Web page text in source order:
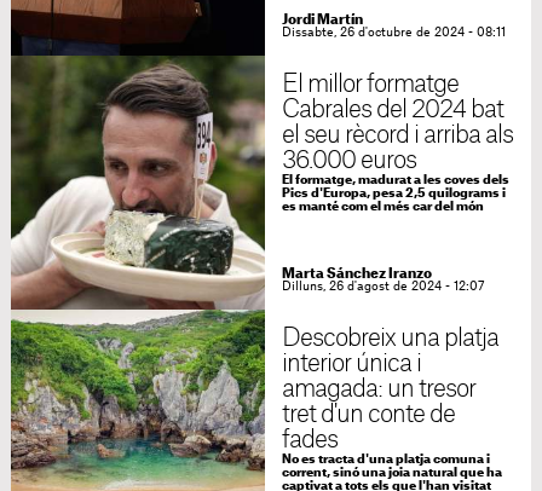
Jordi Martín
Dissabte, 26 d'octubre de 2024 - 08:11
El millor formatge
Cabrales del 2024 bat
el seu rècord i arriba als
36.000 euros
El formatge, madurat a les coves dels
Pics d'Europa, pesa 2,5 quilograms i
es manté com el més car del món
Marta Sánchez Iranzo
Dilluns, 26 d'agost de 2024 - 12:07
Descobreix una platja
interior única i
amagada: un tresor
tret d'un conte de
fades
No es tracta d'una platja comuna i
corrent, sinó una joia natural que ha
captivat a tots els que l'han visitat